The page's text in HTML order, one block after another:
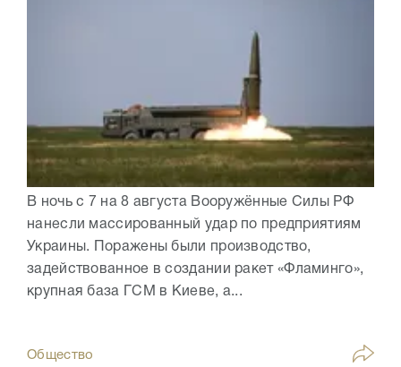
В ночь с 7 на 8 августа Вооружённые Силы РФ
нанесли массированный удар по предприятиям
Украины. Поражены были производство,
задействованное в создании ракет «Фламинго»,
крупная база ГСМ в Киеве, а...
Общество